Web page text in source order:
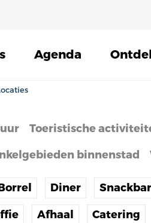
Agenda
Toeristische
binnenstad
Diner Snackbar
Afhaal Catering